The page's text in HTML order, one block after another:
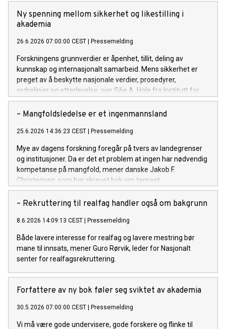
Ny spenning mellom sikkerhet og likestilling i
akademia
26.6.2026 07:00:00 CEST | Pressemelding
Forskningens grunnverdier er åpenhet, tillit, deling av
kunnskap og internasjonalt samarbeid. Mens sikkerhet er
preget av å beskytte nasjonale verdier, prosedyrer,
ordrelinjer og etterlevelse, sier Silje A. Hole fra Institutt for
energiteknikk.
– Mangfoldsledelse er et ingenmannsland
25.6.2026 14:36:23 CEST | Pressemelding
Mye av dagens forskning foregår på tvers av landegrenser
og institusjoner. Da er det et problem at ingen har nødvendig
kompetanse på mangfold, mener danske Jakob F.
Christensen, som har skrevet bok om temaet.
– Rekruttering til realfag handler også om bakgrunn
8.6.2026 14:09:13 CEST | Pressemelding
Både lavere interesse for realfag og lavere mestring bør
mane til innsats, mener Guro Rørvik, leder for Nasjonalt
senter for realfagsrekruttering.
Forfattere av ny bok føler seg sviktet av akademia
30.5.2026 07:00:00 CEST | Pressemelding
Vi må være gode undervisere, gode forskere og flinke til